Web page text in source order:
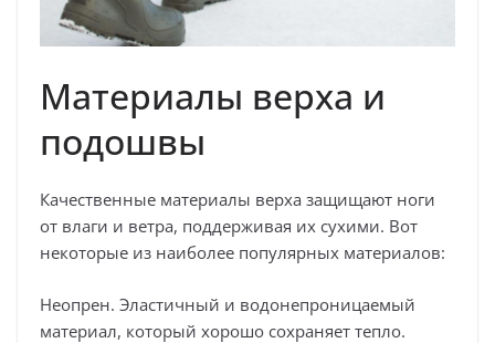
Материалы верха и
подошвы
Качественные материалы верха защищают ноги
от влаги и ветра, поддерживая их сухими. Вот
некоторые из наиболее популярных материалов:
Неопрен. Эластичный и водонепроницаемый
материал, который хорошо сохраняет тепло.